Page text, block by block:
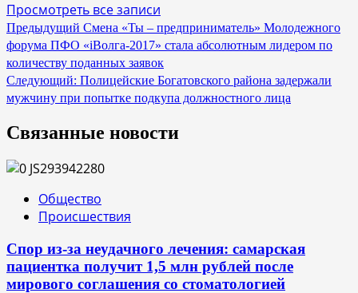
Просмотреть все записи
Навигация
по
записям
Предыдущий Смена «Ты – предприниматель» Молодежного
форума ПФО «iВолга-2017» стала абсолютным лидером по
количеству поданных заявок
Следующий: Полицейские Богатовского района задержали
мужчину при попытке подкупа должностного лица
Связанные новости
Общество
Происшествия
Спор из-за неудачного лечения: самарская
пациентка получит 1,5 млн рублей после
мирового соглашения со стоматологией